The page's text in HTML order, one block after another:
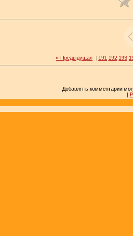
« Предыдущая 191 192 193
Добавлять комментарии
[